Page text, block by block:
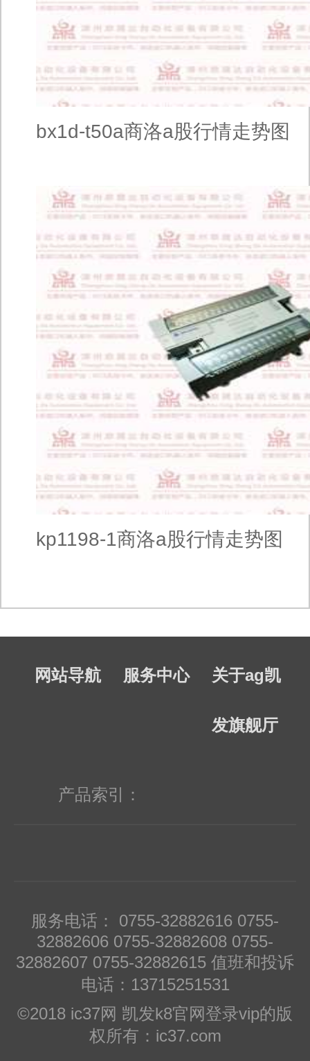
bx1d-t50a商洛a股行情走势图
kp1198-1商洛a股行情走势图
网站导航 服务中心 关于ag凯
发旗舰厅
产品索引：
服务电话： 0755-32882616 0755-
32882606 0755-32882608 0755-
32882607 0755-32882615 值班和投诉
电话：13715251531
©2018 ic37网 凯发k8官网登录vip的版
权所有：ic37.com